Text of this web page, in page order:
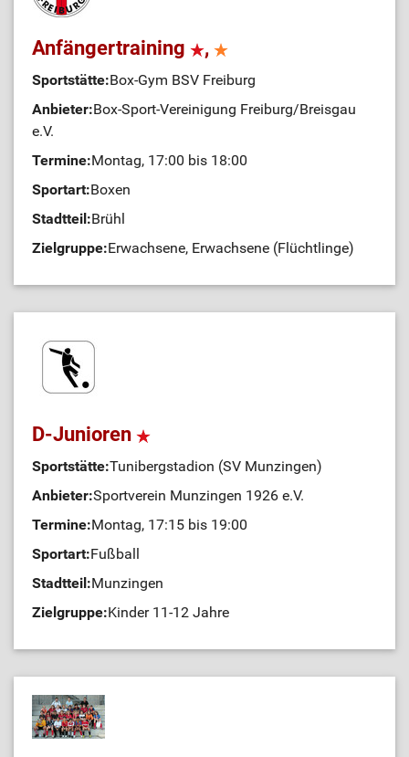
Anfängertraining ,
Sportstätte:Box-Gym BSV Freiburg
Anbieter:Box-Sport-Vereinigung Freiburg/Breisgau
e.V.
Termine:Montag, 17:00 bis 18:00
Sportart:Boxen
Stadtteil:Brühl
Zielgruppe:Erwachsene, Erwachsene (Flüchtlinge)
D-Junioren
Sportstätte:Tunibergstadion (SV Munzingen)
Anbieter:Sportverein Munzingen 1926 e.V.
Termine:Montag, 17:15 bis 19:00
Sportart:Fußball
Stadtteil:Munzingen
Zielgruppe:Kinder 11-12 Jahre